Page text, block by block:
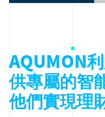
AQUMON
供專屬的智
他們實現理